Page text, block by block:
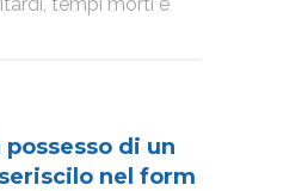
possesso di un
nel form